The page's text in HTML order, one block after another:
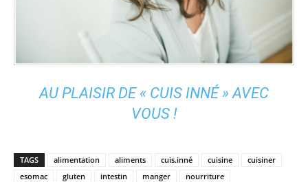
AU PLAISIR DE « CUIS INNÉ » AVEC
VOUS !
TAGS alimentation aliments cuis.inné cuisine
cuisiner
esomac
gluten intestin manger
nourriture